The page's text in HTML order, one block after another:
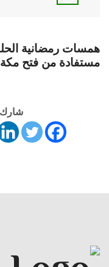
مستفادة من فتح مكة